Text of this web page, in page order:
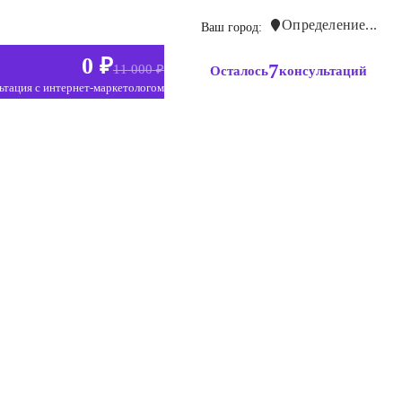
Ваш город: Определение...
0 ₽11 000 ₽
с интернет-маркетологом
Осталось7консультаций